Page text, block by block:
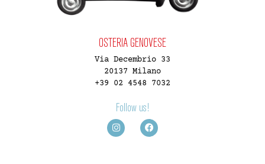
OSTERIA GENOVESE
Via Decembrio 33
20137 Milano
+39 02 4548 7032
Follow us!